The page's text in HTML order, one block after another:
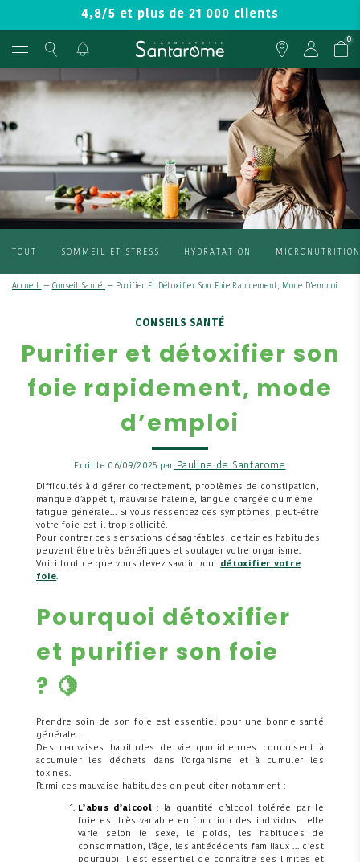
4,8/5 et plus de 21 000 clients
0
TOUT SOMMEIL ET STRESS HYDRATATION MICRONUTRITION
Accueil — Conseil Santé — Purifier Et Détoxifier Son Foie Rapidement, Mode D’emploi
CONSEILS SANTÉ
Purifier et détoxifier son
foie rapidement, mode
d’emploi
Ecrit le 06/09/2025 par Pauline de Santarome
Difficultés à digérer correctement, problèmes de constipation,
manque d’appétit, mauvaise haleine, langue chargée ou même
fatigue générale… Si vous ressentez ces symptômes, peut-être
votre foie est-il trop sollicité.
Pour contrer ces sensations désagréables, certaines habitudes
peuvent être très bénéfiques et soulager votre organisme.
Voici tout ce que vous devez savoir pour détoxifier votre
foie.
Pourquoi détoxifier
et purifier son foie
? 🍋
Prendre soin de son foie est essentiel pour une bonne santé
générale.
Des mauvaises habitudes de vie quotidiennes conduisent à
accumuler les déchets dans l’organisme et à cumuler les
toxines.
Parmi ces mauvaise habitudes on peut citer notamment :
L’abus d’alcool: la quantité d’alcool tolérée par le
foie est très variable en fonction des individus : elle
varie selon le sexe, le poids, les habitudes de
consommation, l’âge, les antécédents familiaux … c’est
pourquoi il est essentiel de connaître ses limites et